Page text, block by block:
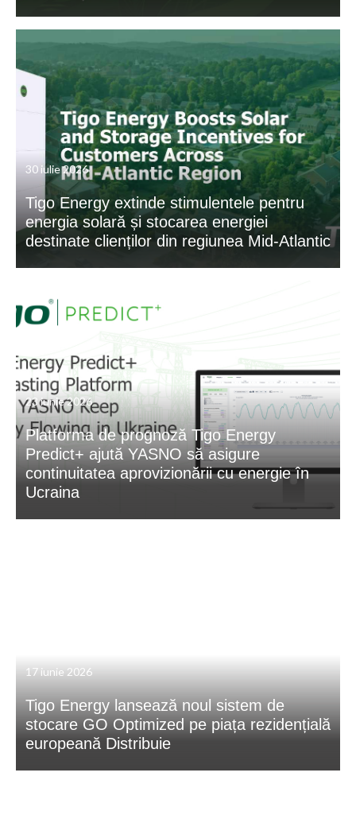
30 iulie 2026
Tigo Energy extinde stimulentele pentru
energia solară și stocarea energiei
destinate clienților din regiunea Mid-Atlantic
23 iunie 2026
Platforma de prognoză Tigo Energy
Predict+ ajută YASNO să asigure
continuitatea aprovizionării cu energie în
Ucraina
17 iunie 2026
Tigo Energy lansează noul sistem de
stocare GO Optimized pe piața rezidențială
europeană Distribuie